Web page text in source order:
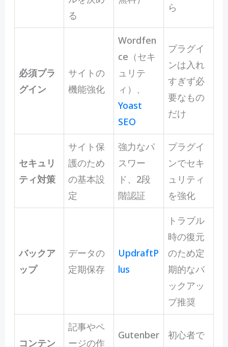
る
ら
必須プラ
グイン
サイトの
機能強化
Wordfen
ce（セキ
ュリテ
ィ）、
Yoast
SEO
プラグイ
ンは入れ
すぎず必
要なもの
だけ
セキュリ
ティ対策
サイト保
護のため
の基本設
定
強力なパ
スワー
ド、2段
階認証
プラグイ
ンでセキ
ュリティ
を強化
バックア
ップ
データの
定期保存
UpdraftP
lus
トラブル
時の復元
のため定
期的なバ
ックアッ
プ推奨
コンテン
記事やペ
ージの作
Gutenber
初心者で